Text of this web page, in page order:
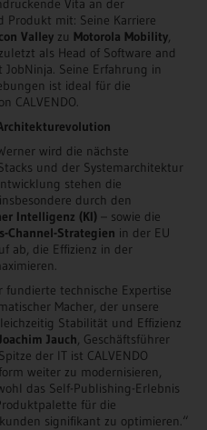
Produkt mit: Seine Karriere
Valley zu Motorola Mobility
als Head of Software and
Seine Erfahrung in
ist ideal für die
CALVENDO.
wird die nächste
und der Systemarchitektur
stehen die
insbesondere durch den
Intelligenz (KI) – sowie die
Channel-Strategien in der EU
ab, die Effizienz in der
fundierte technische Expertise
Macher, der unsere
Stabilität und Effizienz
Jauch , Geschäftsführer
der IT ist CALVENDO
weiter zu modernisieren,
das Self-Publishing-Erlebnis
für die
signifikant zu optimieren.“